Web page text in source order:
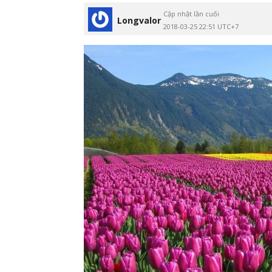
Longvalor
Cập nhật lần cuối
2018-03-25 22:51 UTC+7